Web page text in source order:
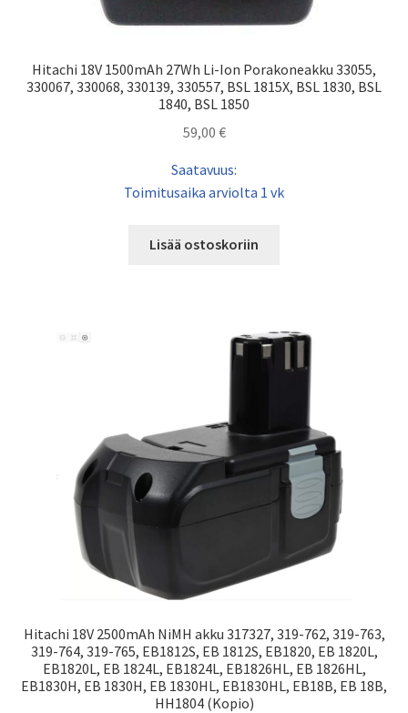
Hitachi 18V 1500mAh 27Wh Li-Ion Porakoneakku 33055,
330067, 330068, 330139, 330557, BSL 1815X, BSL 1830, BSL
1840, BSL 1850
59,00 €
Saatavuus:
Toimitusaika arviolta 1 vk
Lisää ostoskoriin
Hitachi 18V 2500mAh NiMH akku 317327, 319-762, 319-763,
319-764, 319-765, EB1812S, EB 1812S, EB1820, EB 1820L,
EB1820L, EB 1824L, EB1824L, EB1826HL, EB 1826HL,
EB1830H, EB 1830H, EB 1830HL, EB1830HL, EB18B, EB 18B,
HH1804 (Kopio)